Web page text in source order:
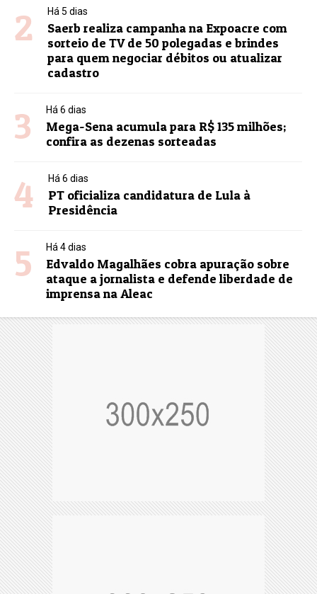
2 Há 5 dias
Saerb realiza campanha na Expoacre com
sorteio de TV de 50 polegadas e brindes
para quem negociar débitos ou atualizar
cadastro
3 Há 6 dias
Mega-Sena acumula para R$ 135 milhões;
confira as dezenas sorteadas
4 Há 6 dias
PT oficializa candidatura de Lula à
Presidência
5 Há 4 dias
Edvaldo Magalhães cobra apuração sobre
ataque a jornalista e defende liberdade de
imprensa na Aleac